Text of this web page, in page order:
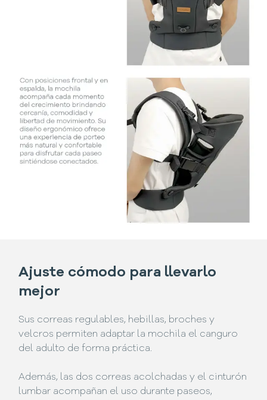
Ajuste cómodo para llevarlo
mejor
Sus correas regulables, hebillas, broches y
velcros permiten adaptar la mochila el canguro
del adulto de forma práctica.
Además, las dos correas acolchadas y el cinturón
lumbar acompañan el uso durante paseos,